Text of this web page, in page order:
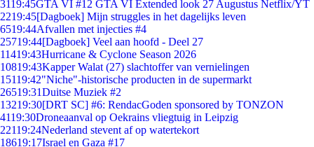
3119:45GTA VI #12 GTA VI Extended look 27 Augustus Netflix/YT
2219:45[Dagboek] Mijn struggles in het dagelijks leven
6519:44Afvallen met injecties #4
25719:44[Dagboek] Veel aan hoofd - Deel 27
11419:43Hurricane & Cyclone Season 2026
10819:43Kapper Walat (27) slachtoffer van vernielingen
15119:42"Niche"-historische producten in de supermarkt
26519:31Duitse Muziek #2
13219:30[DRT SC] #6: RendacGoden sponsored by TONZON
4119:30Droneaanval op Oekrains vliegtuig in Leipzig
22119:24Nederland stevent af op watertekort
18619:17Israel en Gaza #17